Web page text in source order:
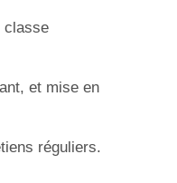
classe
et mise en
réguliers.